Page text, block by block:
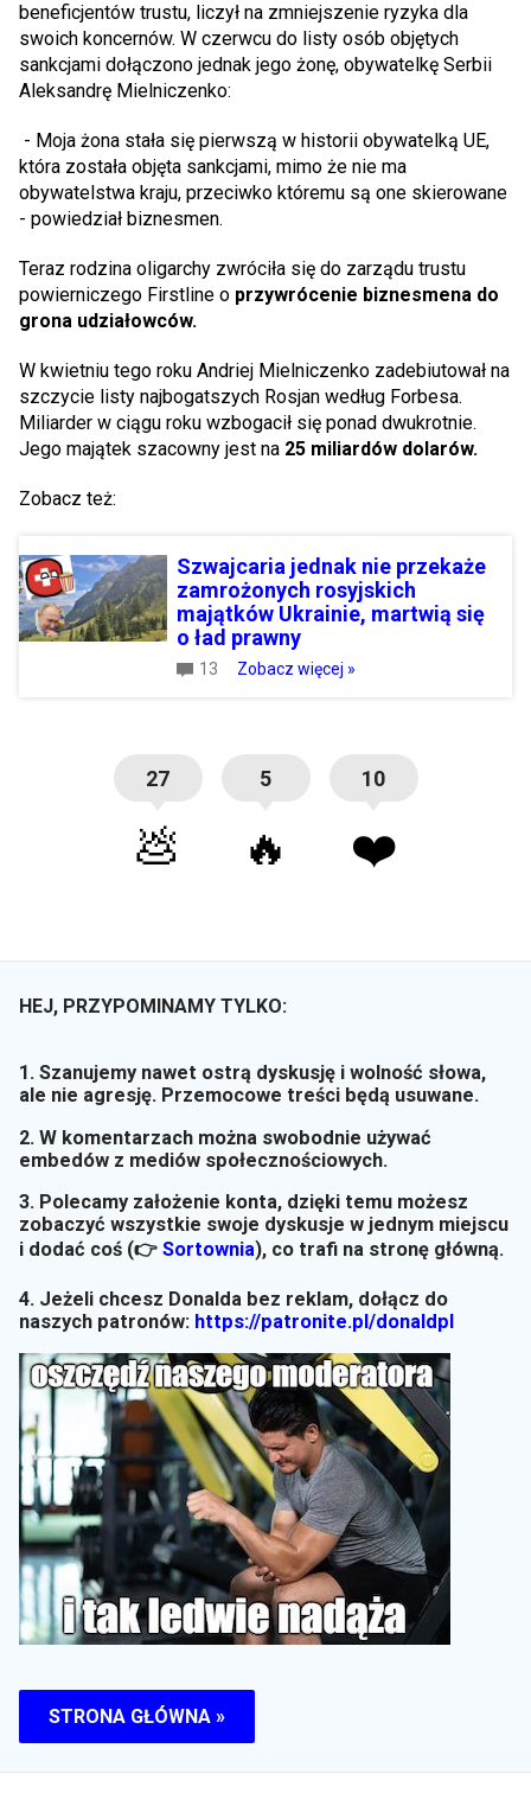
beneficjentów trustu, liczył na zmniejszenie ryzyka dla
swoich koncernów. W czerwcu do listy osób objętych
sankcjami dołączono jednak jego żonę, obywatelkę Serbii
Aleksandrę Mielniczenko:
- Moja żona stała się pierwszą w historii obywatelką UE,
która została objęta sankcjami, mimo że nie ma
obywatelstwa kraju, przeciwko któremu są one skierowane
- powiedział biznesmen.
Teraz rodzina oligarchy zwróciła się do zarządu trustu
powierniczego Firstline o przywrócenie biznesmena do
grona udziałowców.
W kwietniu tego roku Andriej Mielniczenko zadebiutował na
szczycie listy najbogatszych Rosjan według Forbesa.
Miliarder w ciągu roku wzbogacił się ponad dwukrotnie.
Jego majątek szacowny jest na 25 miliardów dolarów.
Zobacz też:
Szwajcaria jednak nie przekaże
zamrożonych rosyjskich
majątków Ukrainie, martwią się
o ład prawny
13 Zobacz więcej »
27
💩
5
🔥
10
❤️
HEJ, PRZYPOMINAMY TYLKO:
1. Szanujemy nawet ostrą dyskusję i wolność słowa,
ale nie agresję. Przemocowe treści będą usuwane.
2. W komentarzach można swobodnie używać
embedów z mediów społecznościowych.
3. Polecamy założenie konta, dzięki temu możesz
zobaczyć wszystkie swoje dyskusje w jednym miejscu
i dodać coś (👉 Sortownia), co trafi na stronę główną.
4. Jeżeli chcesz Donalda bez reklam, dołącz do
naszych patronów: https://patronite.pl/donaldpl
STRONA GŁÓWNA »